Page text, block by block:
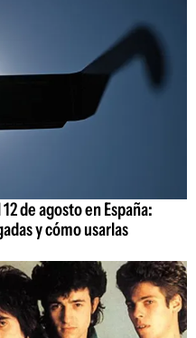
de agosto en España:
y cómo usarlas